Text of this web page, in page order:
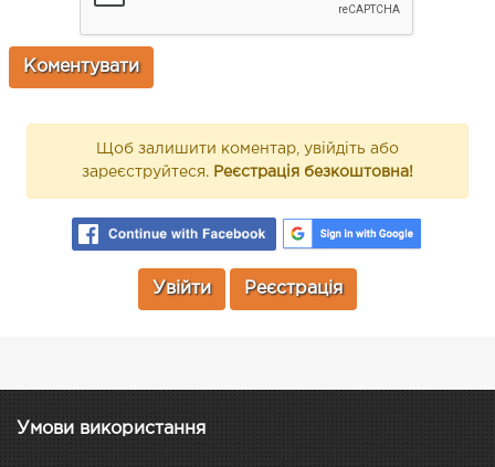
Щоб залишити коментар, увійдіть або
зареєструйтеся. Реєстрація безкоштовна!
Увійти Реєстрація
Умови використання